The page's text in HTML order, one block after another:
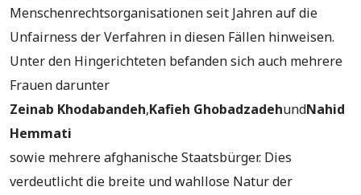
Menschenrechtsorganisationen seit Jahren auf die
Unfairness der Verfahren in diesen Fällen hinweisen.
Unter den Hingerichteten befanden sich auch mehrere
Frauen darunter
Zeinab Khodabandeh,Kafieh GhobadzadehundNahid
Hemmati
sowie mehrere afghanische Staatsbürger. Dies
verdeutlicht die breite und wahllose Natur der